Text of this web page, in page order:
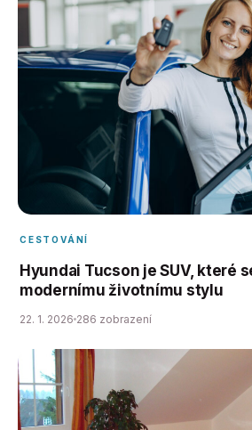
CESTOVÁNÍ
Hyundai Tucson je SUV, které
modernímu životnímu stylu
22. 1. 2026 286 zobrazení